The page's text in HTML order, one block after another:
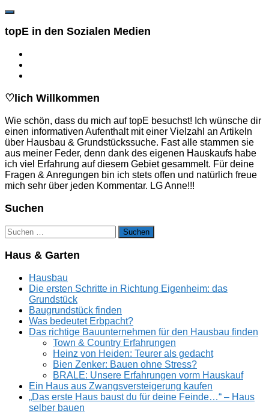
topE in den Sozialen Medien
♡lich Willkommen
Wie schön, dass du mich auf topE besuchst! Ich wünsche dir
einen informativen Aufenthalt mit einer Vielzahl an Artikeln
über Hausbau & Grundstückssuche. Fast alle stammen sie
aus meiner Feder, denn dank des eigenen Hauskaufs habe
ich viel Erfahrung auf diesem Gebiet gesammelt. Für deine
Fragen & Anregungen bin ich stets offen und natürlich freue
mich sehr über jeden Kommentar. LG Anne!!!
Suchen
Suchen
nach:
Haus & Garten
Hausbau
Die ersten Schritte in Richtung Eigenheim: das
Grundstück
Baugrundstück finden
Was bedeutet Erbpacht?
Das richtige Bauunternehmen für den Hausbau finden
Town & Country Erfahrungen
Heinz von Heiden: Teurer als gedacht
Bien Zenker: Bauen ohne Stress?
BRALE: Unsere Erfahrungen vorm Hauskauf
Ein Haus aus Zwangsversteigerung kaufen
„Das erste Haus baust du für deine Feinde…“ – Haus
selber bauen